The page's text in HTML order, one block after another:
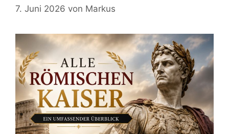
7. Juni 2026 von Markus